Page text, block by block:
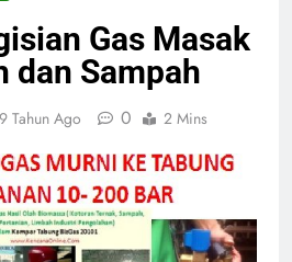
Gas Masak
dan Sampah
9 Tahun Ago 0 2 Mins